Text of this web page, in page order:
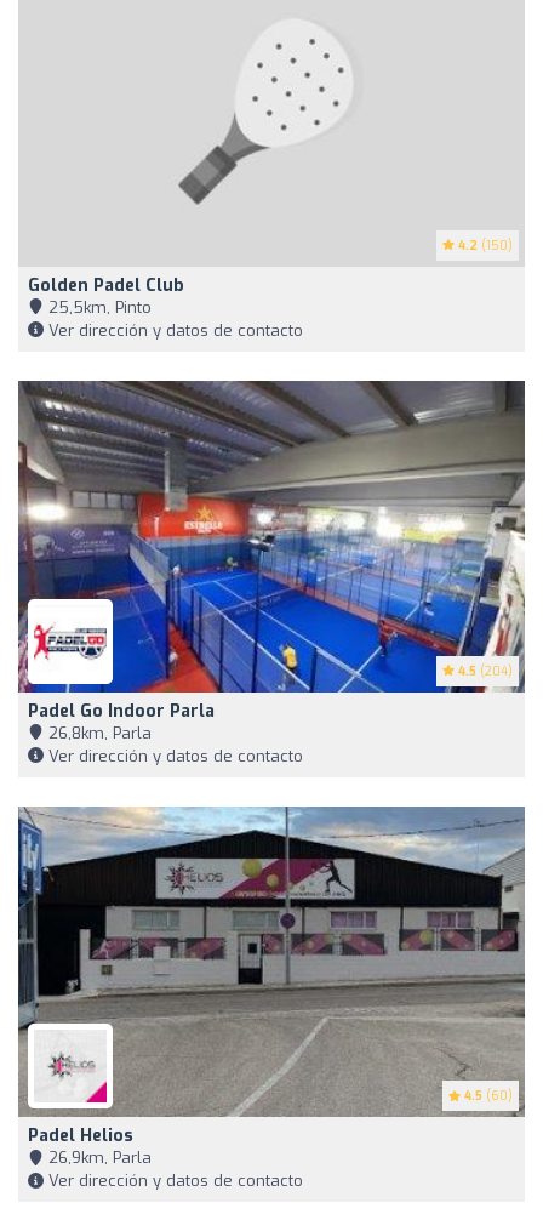
4.2 (150)
Golden Padel Club
25,5km, Pinto
Ver dirección y datos de contacto
4.5 (204)
Padel Go Indoor Parla
26,8km, Parla
Ver dirección y datos de contacto
4.5 (60)
Padel Helios
26,9km, Parla
Ver dirección y datos de contacto